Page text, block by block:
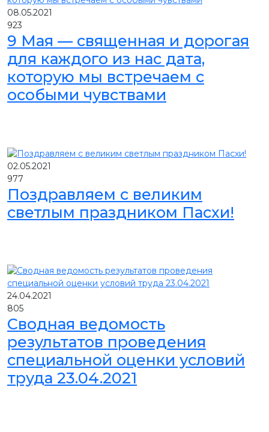
08.05.2021
923
9 Мая — священная и дорогая
для каждого из нас дата,
которую мы встречаем с
особыми чувствами
02.05.2021
977
Поздравляем с великим
светлым праздником Пасхи!
24.04.2021
805
Сводная ведомость
результатов проведения
специальной оценки условий
труда 23.04.2021